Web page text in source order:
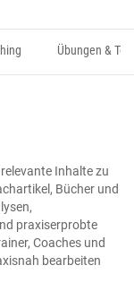
Übungen &
Inhalte zu
Bücher und
praxiserprobte
Coaches und
bearbeiten